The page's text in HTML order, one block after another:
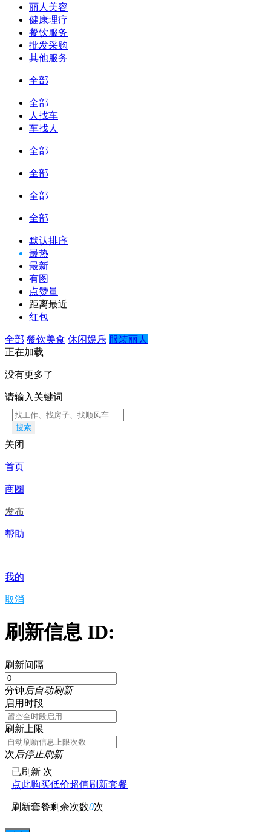
丽人美容
健康理疗
餐饮服务
批发采购
其他服务
全部
全部
人找车
车找人
全部
全部
全部
全部
默认排序
最热
最新
有图
点赞量
距离最近
红包
全部 餐饮美食 休闲娱乐 服装丽人
正在加载
没有更多了
请输入关键词
搜索
关闭
首页
商圈
发布
帮助
我的
取消
刷新信息 ID:
刷新间隔
分钟后自动刷新
启用时段
刷新上限
次后停止刷新
已刷新 次
点此购买低价超值刷新套餐
刷新套餐剩余次数0次